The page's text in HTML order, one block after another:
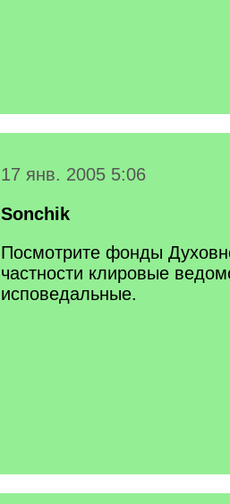
17 янв. 2005 5:06
Sonchik
Посмотрите фонды
частности клировые
исповедальные.